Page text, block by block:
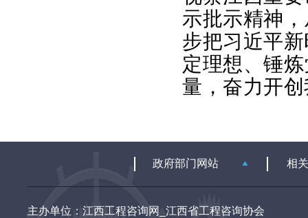
示批示精神
步把习近平
定理想、锤
量，奋力开
主办单位：江西工程咨询网_江西省工程咨询协会